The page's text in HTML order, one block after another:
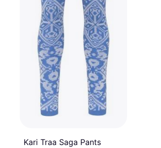
Kari Traa Saga Pants